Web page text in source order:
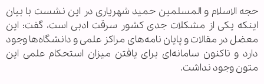
حجه الاسلام و المسلمین حمید شهریاری در این نشست با بیان
اینکه یکی از مشکلات جدی کشور سرقت ادبی است، گفت: این
معضل در مقالات و پایان نامه‌های مراکز علمی و دانشگاه‌ها وجود
دارد و تاکنون سامانه‌ای برای یافتن میزان استحکام علمی این
متون وجود نداشت.